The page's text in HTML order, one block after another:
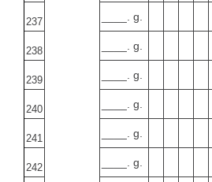
237 ____. g.
238 ____. g.
239 ____. g.
240 ____. g.
241 ____. g.
242 ____. g.